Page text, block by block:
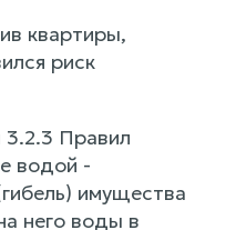
квартиры,
риск
3.2.3 Правил
водой -
имущества
него воды в